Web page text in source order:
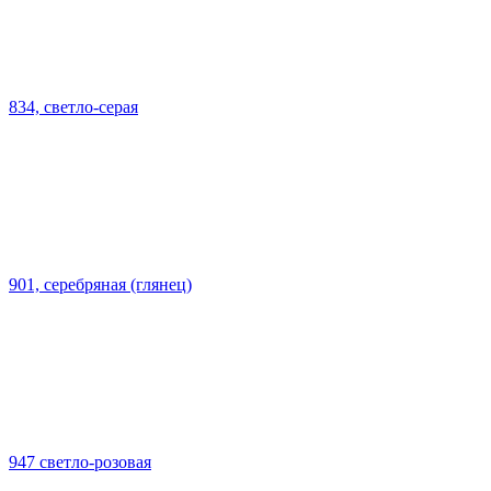
834, светло-серая
901, серебряная (глянец)
947 светло-розовая